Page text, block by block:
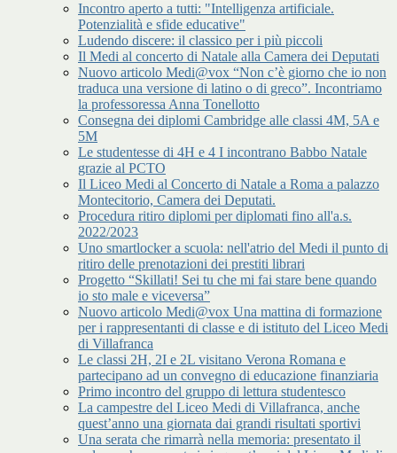
Incontro aperto a tutti: "Intelligenza artificiale.
Potenzialità e sfide educative"
Ludendo discere: il classico per i più piccoli
Il Medi al concerto di Natale alla Camera dei Deputati
Nuovo articolo Medi@vox “Non c’è giorno che io non
traduca una versione di latino o di greco”. Incontriamo
la professoressa Anna Tonellotto
Consegna dei diplomi Cambridge alle classi 4M, 5A e
5M
Le studentesse di 4H e 4 I incontrano Babbo Natale
grazie al PCTO
Il Liceo Medi al Concerto di Natale a Roma a palazzo
Montecitorio, Camera dei Deputati.
Procedura ritiro diplomi per diplomati fino all'a.s.
2022/2023
Uno smartlocker a scuola: nell'atrio del Medi il punto di
ritiro delle prenotazioni dei prestiti librari
Progetto “Skillati! Sei tu che mi fai stare bene quando
io sto male e viceversa”
Nuovo articolo Medi@vox Una mattina di formazione
per i rappresentanti di classe e di istituto del Liceo Medi
di Villafranca
Le classi 2H, 2I e 2L visitano Verona Romana e
partecipano ad un convegno di educazione finanziaria
Primo incontro del gruppo di lettura studentesco
La campestre del Liceo Medi di Villafranca, anche
quest’anno una giornata dai grandi risultati sportivi
Una serata che rimarrà nella memoria: presentato il